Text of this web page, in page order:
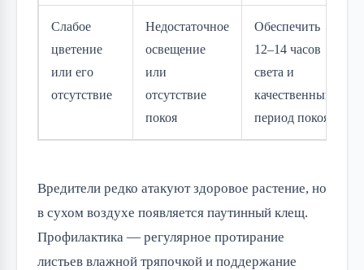
Слабое
цветение
или его
отсутствие
Недостаточное
освещение
или
отсутствие
покоя
Обеспечить
12–14 часов
света и
качественный
период покоя
Вредители редко атакуют здоровое растение, но
в сухом воздухе появляется паутинный клещ.
Профилактика — регулярное протирание
листьев влажной тряпочкой и поддержание